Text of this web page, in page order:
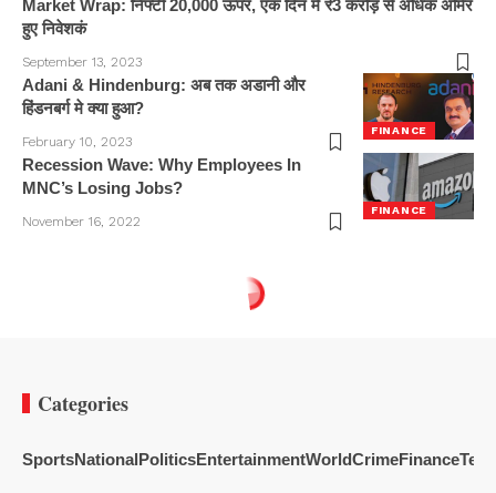
Market Wrap: निफ्टी 20,000 ऊपर, एक दिन में ₹3 करोड़ से अधिक अमिर
हुए निवेशकं
September 13, 2023
FINANCE
Adani & Hindenburg: अब तक अडानी और
हिंडनबर्ग मे क्या हुआ?
February 10, 2023
FINANCE
Recession Wave: Why Employees In
MNC’s Losing Jobs?
November 16, 2022
Categories
SportsNationalPoliticsEntertainmentWorldCrimeFinance